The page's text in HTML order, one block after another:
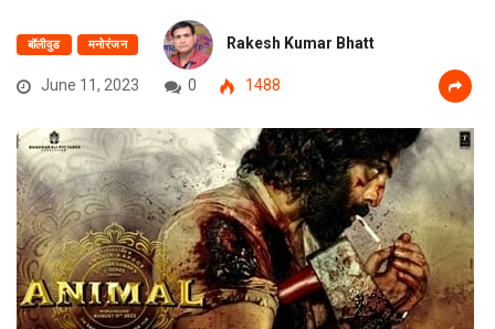
बॉलीवुड मनोरंजन Rakesh Kumar Bhatt
June 11, 2023 0 1488